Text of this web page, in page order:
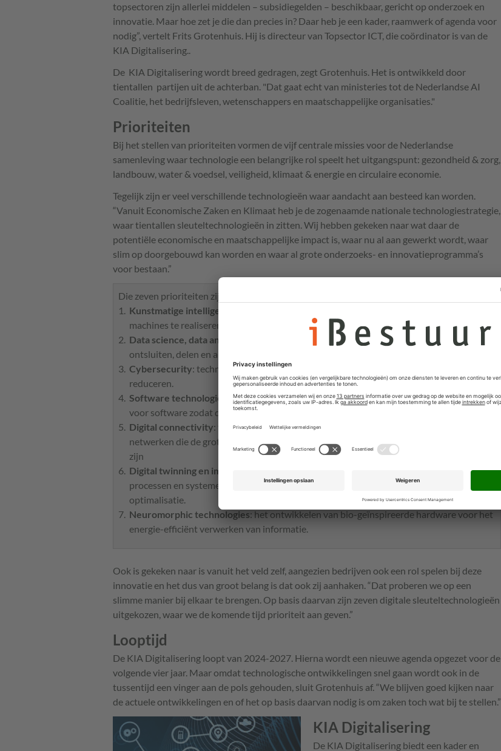
topsectoren zijn allerlei middelen – subsidiegelden – beschikbaar, gericht op onderzoek en
innovatie. Maar hoe zet je die dan precies in? Daar heb je een kader, raamwerk of agenda voor
nodig”, vertelt Frits Grotenhuis. Hij is directeur van Topsector ICT, die coördinator is van de
KIA Digitalisering..
De KIA Digitalisering wordt breed gedragen, zegt Grotenhuis. Het is ontwikkeld door
tientallen partijen uit de achterban. "Dat gaat echt van ministeries tot de Nederlandse AI
Coalitie, het bedrijfsleven, wetenschappers en maatschappelijke organisaties."
Prioriteiten
Bij het stellen van prioriteiten vormen de vijf centrale missies voor de Nederlandse
samenleving waar technologie een belangrijke rol speelt het uitgangspunt: gezondheid & zorg,
landbouw, water & voedsel, veiligheid, klimaat & energie en circulaire economie.
Tegelijk zijn er veel verschillende technologieën waar aandacht aan besteed kan worden.
“Vanuit Economische Zaken en Klimaat heb je de zogenaamde nationale technologiestrategie,
waar tientallen sleuteltechnologieën in zitten. Wij hebben gekeken naar wat daar de
potentiële economische en maatschappelijke impact is, waar nu al aan gewerkt wordt, waar
slim op doorgebouwd kan worden en waar al grote onderzoeks- en innovatieprogramma’s
voor bestaan.”
Die zeven prioriteiten zijn geworden:
Kunstmatige intelligentie
machines te realiseren.
Data science, data analytics en data space
s: alle aspecten van het verzamelen, beheren,
ontsluiten, delen en analyseren van data om waarde te creëren.
Cybersecurity: technologie om relevante digitale risico’s tot een aanvaardbaar niveau te
reduceren.
Software technologies en computing: het ontwikkelen van methoden en technieken
voor software zodat deze bruikbaar en betrouwbaar is en blijvend onderhoudbaar.
Digital connectivity: technologie voor een nieuwe generatie draadloze en vaste
netwerken die de grotere vraag naar capaciteit aankunnen, betrouwbaar en duurzaam
zijn
Digital twinning en immersive technologies
processen en systemen ten behoeve van digitale, autonome productie, analyse en
optimalisatie.
Neuromorphic technologies: het ontwikkelen van bio-geïnspireerde hardware voor het
energie-efficiënt verwerken van informatie.
Ook is gekeken naar is vanuit het veld zelf, aangezien bedrijven ook een rol spelen bij deze
innovatie en het dus van groot belang is dat ook zij aanhaken. “Dat proberen we op een
slimme manier bij elkaar te brengen. Op basis daarvan zijn zeven digitale sleuteltechnologieën
uitgekozen, waar we de komende tijd prioriteit aan geven.”
Looptijd
De KIA Digitalisering loopt van 2024-2027. Hierna wordt een nieuwe agenda opgezet voor de
volgende vier jaar. Maar omdat technologische ontwikkelingen snel gaan wordt ook in de
tussentijd een vinger aan de pols gehouden, sluit Grotenhuis af. “We blijven goed kijken naar
de actuele ontwikkelingen en of het op basis daarvan nodig is om zaken toch wat bij te stellen.”
KIA Digitalisering
De KIA Digitalisering biedt een kader en